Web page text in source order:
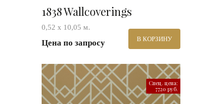
1838 Wallcoverings
0,52 х 10,05 м.
Цена по запросу В КОРЗИНУ
Спец. цена:
7720 руб.